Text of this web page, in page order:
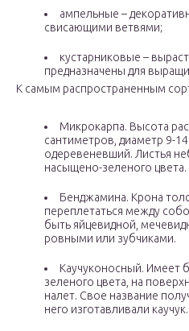
ампельные –
свисающими ветвями;
кустарниковые –
предназначены для
К самым распространенным
Микрокарпа. Высота
сантиметров, диаметр 9-
одеревеневший. Листья
насыщено-зеленого цвета.
Бенджамина. Крона
переплетаться между
быть яйцевидной,
ровными или зубчиками.
Каучуконосный. Имеет
зеленого цвета, на
налет. Свое название
него изготавливали каучук.